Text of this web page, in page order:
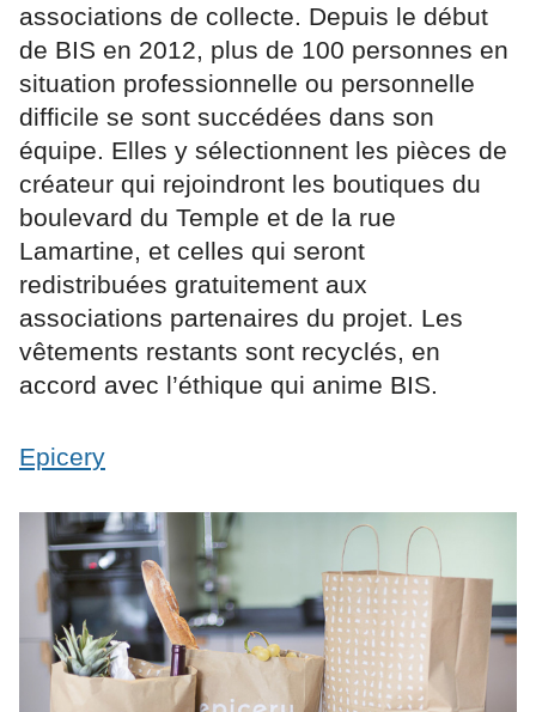
associations de collecte. Depuis le début
de BIS en 2012, plus de 100 personnes en
situation professionnelle ou personnelle
difficile se sont succédées dans son
équipe. Elles y sélectionnent les pièces de
créateur qui rejoindront les boutiques du
boulevard du Temple et de la rue
Lamartine, et celles qui seront
redistribuées gratuitement aux
associations partenaires du projet. Les
vêtements restants sont recyclés, en
accord avec l’éthique qui anime BIS.
Epicery